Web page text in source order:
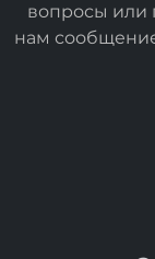
вопросы или
нам